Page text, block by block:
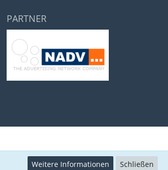
PARTNER
Weitere Informationen Schließen